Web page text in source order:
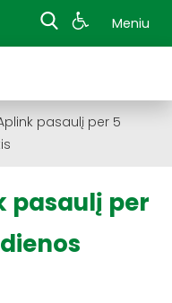
Meniu
pasaulį per 5
pasaulį per